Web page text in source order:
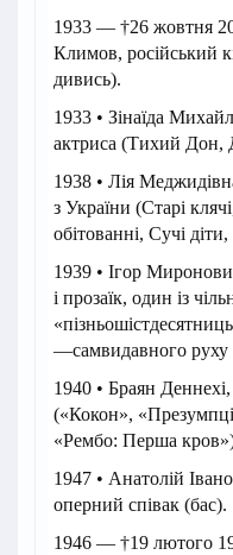
1933 — †26 жовтня
Климов, російський
дивись).
1933 • Зінаїда
актриса (Тихий Дон,
1938 • Лія
з України (Старі
обітованні, Сучі
1939 • Ігор
і прозаїк, один із
—самвидавного руху
1940 • Браян
(«Кокон»,
«Рембо: Перша
1947 • Анатолій
оперний співак (бас).
1946 — †19 лютого